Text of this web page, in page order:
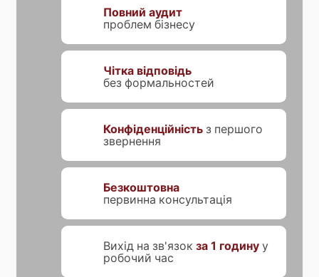
Повний аудит
проблем бізнесу
Чітка відповідь
без формальностей
Конфіденційністьз першого
звернення
Безкоштовна
первинна консультація
Вихід на зв'язок за 1 годинуу
робочий час